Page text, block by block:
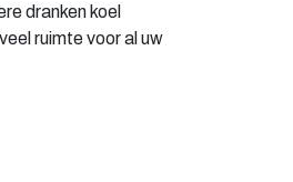
dranken koel
ruimte voor al uw